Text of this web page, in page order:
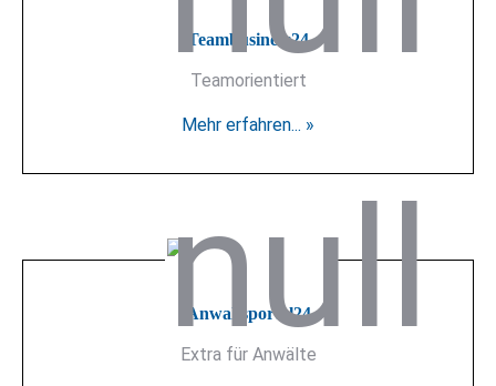
Teambusiness24
Teamorientiert
Mehr erfahren... »
Anwaltsportal24
Extra für Anwälte